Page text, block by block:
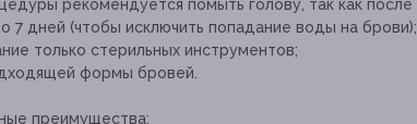
рекомендуется помыть голову, так как
7 дней (чтобы исключить попадание воды на брови);
только стерильных инструментов;
формы бровей.
преимущества: